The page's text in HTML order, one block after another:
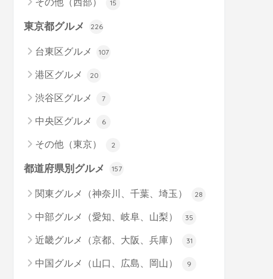
15
東京都グルメ 226
台東区グルメ 107
港区グルメ 20
渋谷区グルメ 7
中央区グルメ 6
その他（東京） 2
都道府県別グルメ 157
関東グルメ（神奈川、千葉、埼玉） 28
中部グルメ（愛知、岐阜、山梨） 35
近畿グルメ（京都、大阪、兵庫） 31
中国グルメ（山口、広島、岡山） 9